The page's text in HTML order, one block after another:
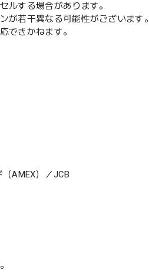
ルする場合があります。
が若干異なる可能性がございます。
できかねます。
AMEX）／JCB